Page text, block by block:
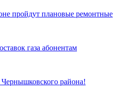
пройдут плановые ремонтные
газа абонентам
района!